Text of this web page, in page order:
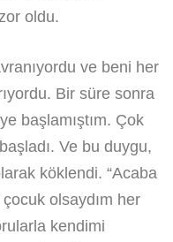
oldu.
ve beni her
Bir süre sonra
başlamıştım. Çok
başladı. Ve bu duygu,
köklendi. “Acaba
olsaydım her
kendimi